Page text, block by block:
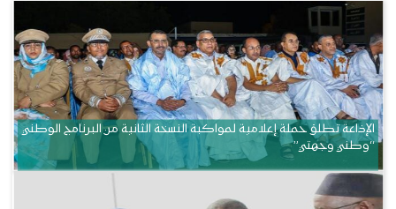
الإذاعة تطلق حملة إعلامية لمواكبة النسخة الثانية من البرنامج الوطني
“وطني وجهتي”